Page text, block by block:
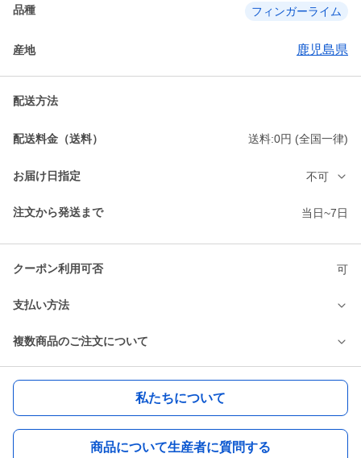
品種 フィンガーライム
産地 鹿児島県
配送方法
配送料金（送料） 送料:0円 (全国一律)
お届け日指定 不可
注文から発送まで 当日~7日
クーポン利用可否 可
支払い方法
複数商品のご注文について
私たちについて
商品について生産者に質問する